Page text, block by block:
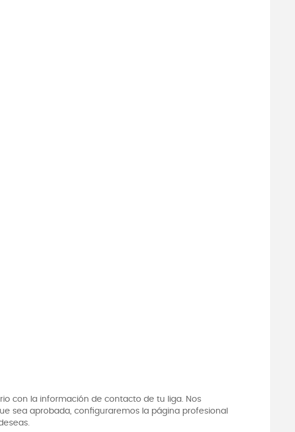
con la información de contacto de tu liga. Nos
sea aprobada, configuraremos la página profesional